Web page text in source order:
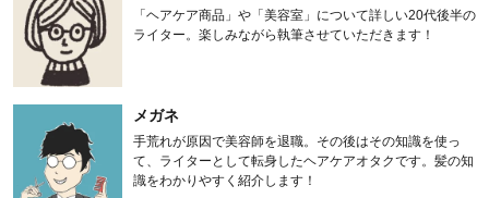
「ヘアケア商品」や「美容室」について詳しい20代後半の
ライター。楽しみながら執筆させていただきます！
メガネ
手荒れが原因で美容師を退職。その後はその知識を使っ
て、ライターとして転身したヘアケアオタクです。髪の知
識をわかりやすく紹介します！